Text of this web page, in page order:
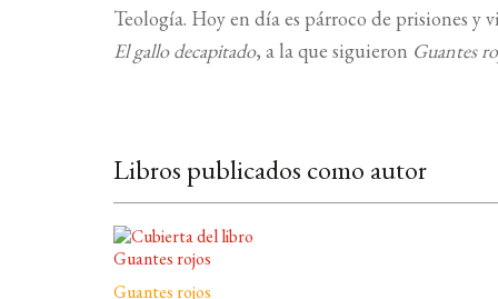
Teología. Hoy en día es párroco de prisiones
El gallo decapitado, a la que siguieron Guantes
Libros publicados como autor
Guantes rojos